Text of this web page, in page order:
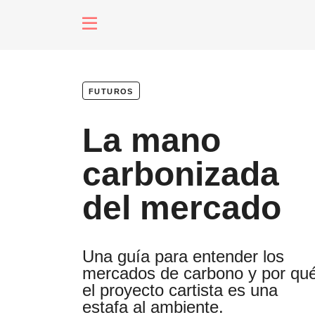
Soberanas
Despacio
futuros
La mano
carbonizada
del mercado
Una guía para entender los
mercados de carbono y por
el proyecto cartista es una
estafa al ambiente.